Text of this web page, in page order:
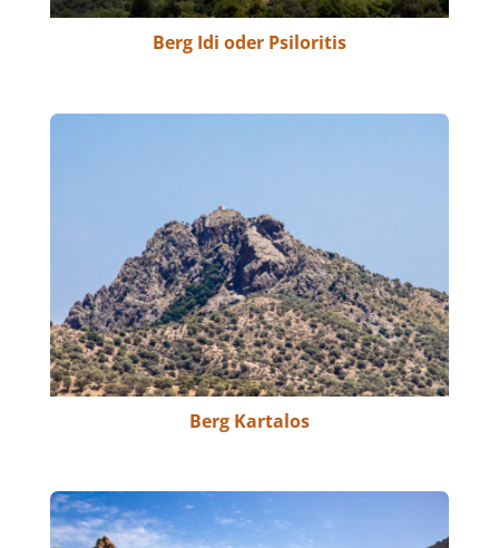
Berg Idi oder Psiloritis
Berg Kartalos